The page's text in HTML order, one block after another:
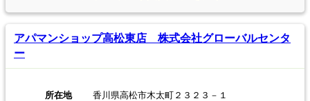
アパマンショップ高松東店 株式会社グローバルセンタ
ー
所在地
香川県高松市木太町２３２３－１